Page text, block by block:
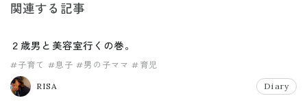
関連する記事
２歳男と美容室行くの巻。
#子育て #息子 #男の子ママ #育児
RISA Diary